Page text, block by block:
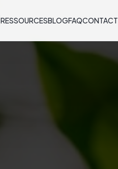
RESSOURCESBLOGFAQCONTACT